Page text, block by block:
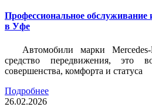
Профессиональное обслуживание
в Уфе
Автомобили марки
средство передвижения, это
совершенства, комфорта и статуса
Подробнее
26.02.2026